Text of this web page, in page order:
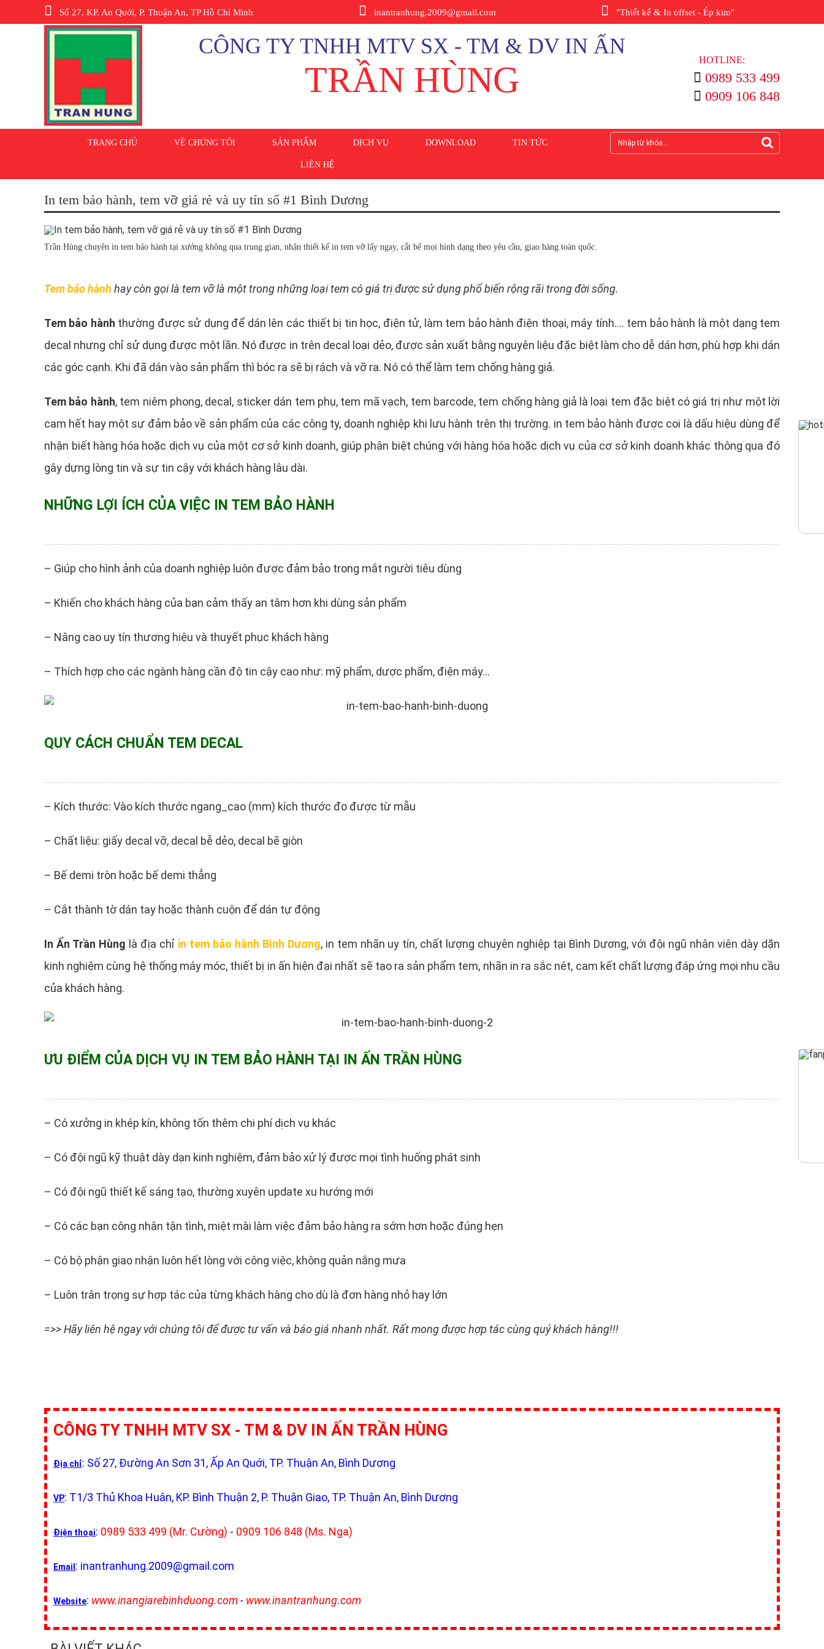
Số 27, KP. An Quới, P. Thuận An, TP Hồ Chí Minh inantranhung.2009@gmail.com "Thiết kế & In offset - Ép kim"
CÔNG TY TNHH MTV SX - TM & DV IN ẤN
TRẦN HÙNG HOTLINE:
0989 533 499
0909 106 848
TRANG CHỦ VỀ CHÚNG TÔI SẢN PHẨM DỊCH VỤ DOWNLOAD TIN TỨC
LIÊN HỆ
In tem bảo hành, tem vỡ giá rẻ và uy tín số #1 Bình Dương
Trần Hùng chuyên in tem bảo hành tại xưởng không qua trung gian, nhận thiết kế in tem vỡ lấy ngay, cắt bế mọi hình dạng theo yêu cầu, giao hàng toàn quốc.
Tem bảo hành hay còn gọi là tem vỡ là một trong những loại tem có giá trị được sử dụng phổ biến rộng rãi trong đời sống.
Tem bảo hành thường được sử dụng để dán lên các thiết bị tin học, điện tử, làm tem bảo hành điện thoại, máy tính…. tem bảo hành là một dạng tem
decal nhưng chỉ sử dụng được một lần. Nó được in trên decal loại dẻo, được sản xuất bằng nguyên liệu đặc biệt làm cho dễ dán hơn, phù hợp khi dán
các góc cạnh. Khi đã dán vào sản phẩm thì bóc ra sẽ bị rách và vỡ ra. Nó có thể làm tem chống hàng giả.
Tem bảo hành, tem niêm phong, decal, sticker dán tem phụ, tem mã vạch, tem barcode, tem chống hàng giả là loại tem đặc biệt có giá trị như một lời
cam hết hay một sự đảm bảo về sản phẩm của các công ty, doanh nghiệp khi lưu hành trên thị trường. in tem bảo hành được coi là dấu hiệu dùng để
nhận biết hàng hóa hoặc dịch vụ của một cơ sở kinh doanh, giúp phân biệt chúng với hàng hóa hoặc dịch vụ của cơ sở kinh doanh khác thông qua đó
gây dựng lòng tin và sự tin cậy với khách hàng lâu dài.
NHỮNG LỢI ÍCH CỦA VIỆC IN TEM BẢO HÀNH
– Giúp cho hình ảnh của doanh nghiệp luôn được đảm bảo trong mắt người tiêu dùng
– Khiến cho khách hàng của bạn cảm thấy an tâm hơn khi dùng sản phẩm
– Nâng cao uy tín thương hiệu và thuyết phục khách hàng
– Thích hợp cho các ngành hàng cần độ tin cậy cao như: mỹ phẩm, dược phẩm, điện máy…
QUY CÁCH CHUẨN TEM DECAL
– Kích thước: Vào kích thước ngang_cao (mm) kích thước đo được từ mẫu
– Chất liệu: giấy decal vỡ, decal bễ dẻo, decal bẽ giòn
– Bế demi tròn hoặc bế demi thẳng
– Cắt thành tờ dán tay hoặc thành cuộn để dán tự động
In Ấn Trần Hùng là địa chỉ in tem bảo hành Bình Dương, in tem nhãn uy tín, chất lượng chuyên nghiệp tại Bình Dương, với đội ngũ nhân viên dày dặn
kinh nghiệm cùng hệ thống máy móc, thiết bị in ấn hiện đại nhất sẽ tạo ra sản phẩm tem, nhãn in ra sắc nét, cam kết chất lượng đáp ứng mọi nhu cầu
của khách hàng.
ƯU ĐIỂM CỦA DỊCH VỤ IN TEM BẢO HÀNH TẠI IN ẤN TRẦN HÙNG
– Có xưởng in khép kín, không tốn thêm chi phí dịch vụ khác
– Có đội ngũ kỹ thuật dày dạn kinh nghiệm, đảm bảo xử lý được mọi tình huống phát sinh
– Có đội ngũ thiết kế sáng tạo, thường xuyên update xu hướng mới
– Có các bạn công nhân tận tình, miệt mài làm việc đảm bảo hàng ra sớm hơn hoặc đúng hẹn
– Có bộ phận giao nhận luôn hết lòng với công việc, không quản nắng mưa
– Luôn trân trọng sự hợp tác của từng khách hàng cho dù là đơn hàng nhỏ hay lớn
=>> Hãy liên hệ ngay với chúng tôi để được tư vấn và báo giá nhanh nhất. Rất mong được hợp tác cùng quý khách hàng!!!
CÔNG TY TNHH MTV SX - TM & DV IN ẤN TRẦN HÙNG
Địa chỉ: Số 27, Đường An Sơn 31, Ấp An Quới, TP. Thuận An, Bình Dương
VP: T1/3 Thủ Khoa Huân, KP. Bình Thuận 2, P. Thuận Giao, TP. Thuận An, Bình Dương
Điện thoại: 0989 533 499 (Mr. Cường) - 0909 106 848 (Ms. Nga)
Email : inantranhung.2009@gmail.com
Website: www.inangiarebinhduong.com- www.inantranhung.com